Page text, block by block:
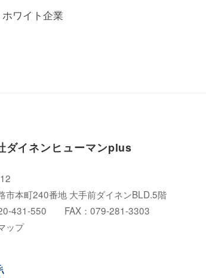
ワイト企業
ダイネンヒューマンplus
市本町240番地 大手前ダイネンBLD.5階
431-550 FAX：079-281-3303
ップ